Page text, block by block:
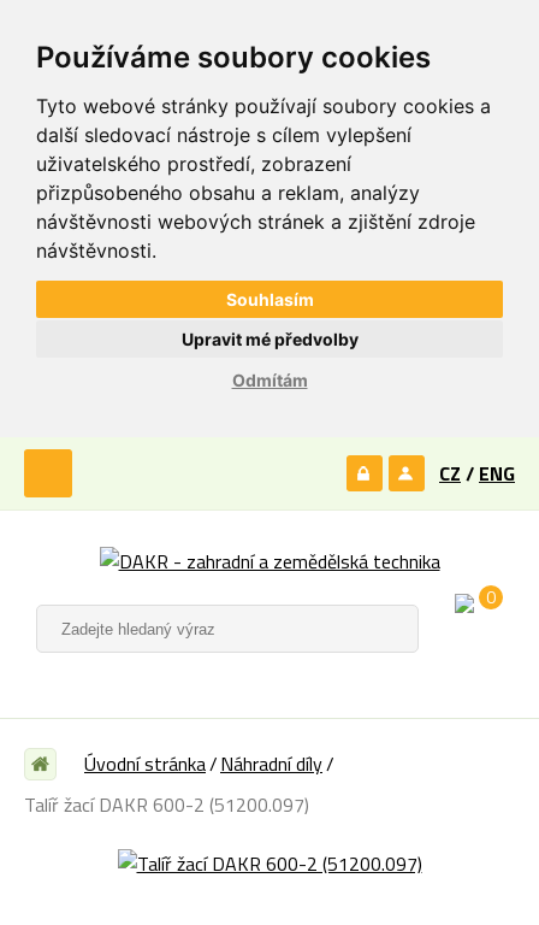
Používáme soubory cookies
Tyto webové stránky používají soubory cookies a
další sledovací nástroje s cílem vylepšení
uživatelského prostředí, zobrazení
přizpůsobeného obsahu a reklam, analýzy
návštěvnosti webových stránek a zjištění zdroje
návštěvnosti.
Souhlasím
Odmítám
Upravit mé předvolby
CZ / ENG
0
Úvodní stránka Náhradní díly
Talíř žací DAKR 600-2 (51200.097)